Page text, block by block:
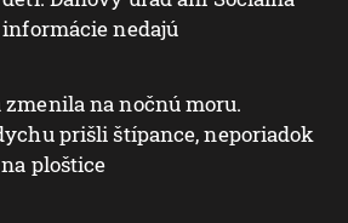
nedajú
zmenila na nočnú moru.
prišli štípance, neporiadok
ploštice